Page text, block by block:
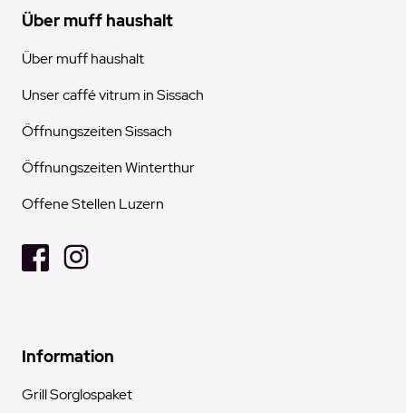
Über muff haushalt
Über muff haushalt
Unser caffé vitrum in Sissach
Öffnungszeiten Sissach
Öffnungszeiten Winterthur
Offene Stellen Luzern
Information
Grill Sorglospaket